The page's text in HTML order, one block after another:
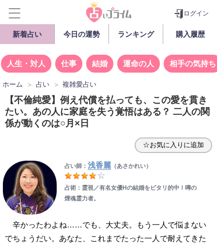
ログイン
新着占い 今日の運勢 ランキング 購入履歴
人生・対人 仕事 結婚 運命の人 相手の気持ち
ホーム 占い 複雑愛占い
【不倫純愛】例え代償を払っても、この愛を貫き
たい。あの人に家庭を失う覚悟はある？ 二人の関
係が動くのは○月×日
☆お気に入りに追加
占い師： 浅香麗（あさかれい）
占術：霊視／有名女優Hの結婚をピタリ的中！噂の
煙魂霊力者。
辛かったわよね……でも、大丈夫。もう一人で悩まない
でちょうだい。あなた、これまでたった一人で耐えてきた